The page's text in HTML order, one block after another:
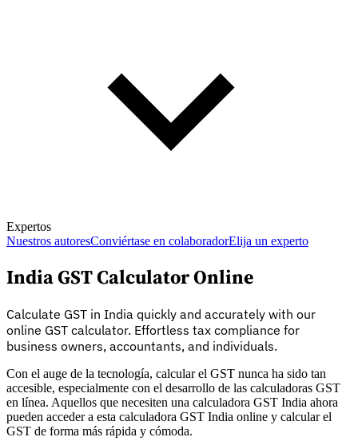
Expertos
Nuestros autoresConviértase en colaboradorElija un experto
India GST Calculator Online
Calculate GST in India quickly and accurately with our
online GST calculator. Effortless tax compliance for
business owners, accountants, and individuals.
Con el auge de la tecnología, calcular el GST nunca ha sido tan
accesible, especialmente con el desarrollo de las calculadoras GST
en línea. Aquellos que necesiten una calculadora GST India ahora
pueden acceder a esta calculadora GST India online y calcular el
GST de forma más rápida y cómoda.